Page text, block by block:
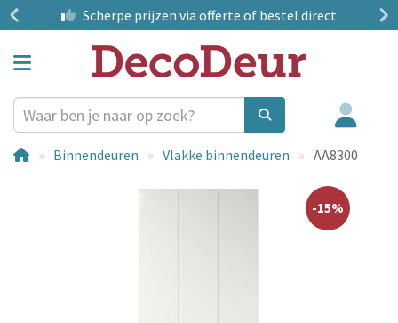
Scherpe prijzen via offerte of bestel direct
Binnendeuren Vlakke binnendeuren AA8300
-15%